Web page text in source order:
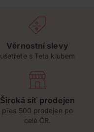
Věrnostní slevy
ušetřete s Teta klubem
Široká síť prodejen
přes 500 prodejen po
celé ČR.